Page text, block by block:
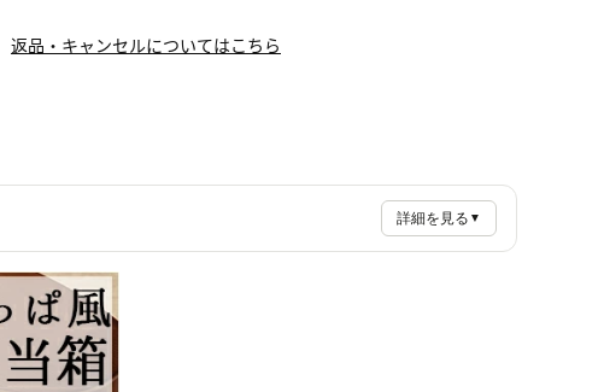
返品・キャンセルについてはこちら
詳細を見る ▼